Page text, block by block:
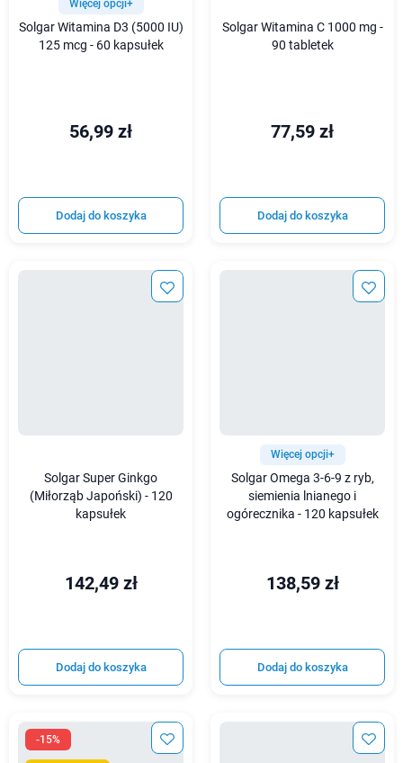
Więcej opcji+
Solgar Witamina D3 (5000 IU)
125 mcg - 60 kapsułek
56,99 zł
Dodaj do koszyka
Solgar Witamina C 1000 mg -
90 tabletek
77,59 zł
Dodaj do koszyka
Solgar Super Ginkgo
(Miłorząb Japoński) - 120
kapsułek
142,49 zł
Dodaj do koszyka
Więcej opcji+
Solgar Omega 3-6-9 z ryb,
siemienia lnianego i
ogórecznika - 120 kapsułek
138,59 zł
Dodaj do koszyka
-15%